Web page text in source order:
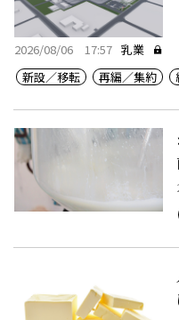
2026/08/06 17:57 乳業
新設／移転
再編／集約